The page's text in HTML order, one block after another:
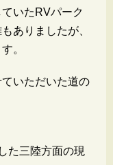
いたRVパーク
ありましたが、
。
いただいた道の
た三陸方面の現